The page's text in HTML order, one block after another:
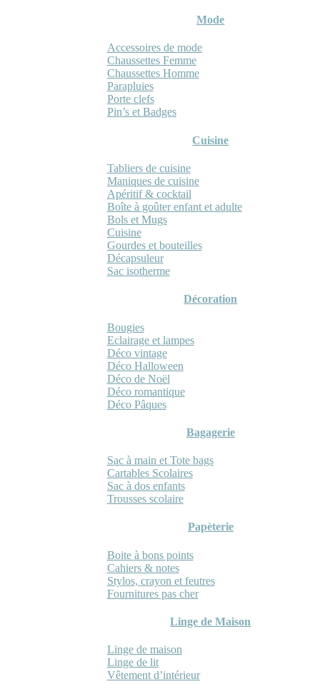
Mode
Accessoires de mode
Chaussettes Femme
Chaussettes Homme
Parapluies
Porte clefs
Pin’s et Badges
Cuisine
Tabliers de cuisine
Maniques de cuisine
Apéritif & cocktail
Boîte à goûter enfant et adulte
Bols et Mugs
Cuisine
Gourdes et bouteilles
Décapsuleur
Sac isotherme
Décoration
Bougies
Eclairage et lampes
Déco vintage
Déco Halloween
Déco de Noël
Déco romantique
Déco Pâques
Bagagerie
Sac à main et Tote bags
Cartables Scolaires
Sac à dos enfants
Trousses scolaire
Papèterie
Boite à bons points
Cahiers & notes
Stylos, crayon et feutres
Fournitures pas cher
Linge de Maison
Linge de maison
Linge de lit
Vêtement d’intérieur